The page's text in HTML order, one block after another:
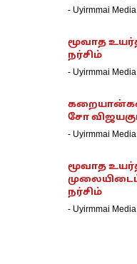
- Uyirmmai Media
மூவாத
நர்சிம்
- Uyirmmai Media
சோ
- Uyirmmai Media
மூவாத
நர்சிம்
- Uyirmmai Media